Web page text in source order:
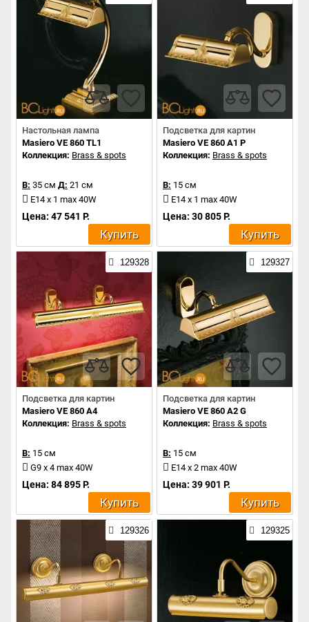
Настольная лампа
Masiero VE 860 TL1
Коллекция: Brass & spots
В: 35 см Д: 21 см
E14 x 1 max 40W
Цена: 47 541 Р.
Купить
Подсветка для картин
Masiero VE 860 A1 P
Коллекция: Brass & spots
В: 15 см
E14 x 1 max 40W
Цена: 30 805 Р.
Купить
129328
Подсветка для картин
Masiero VE 860 A4
Коллекция: Brass & spots
В: 15 см
G9 x 4 max 40W
Цена: 84 895 Р.
Купить
129327
Подсветка для картин
Masiero VE 860 A2 G
Коллекция: Brass & spots
В: 15 см
E14 x 2 max 40W
Цена: 39 901 Р.
Купить
129326 129325